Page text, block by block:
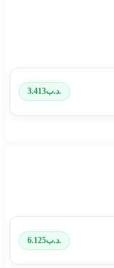
.د.ب3.413
.د.ب6.125